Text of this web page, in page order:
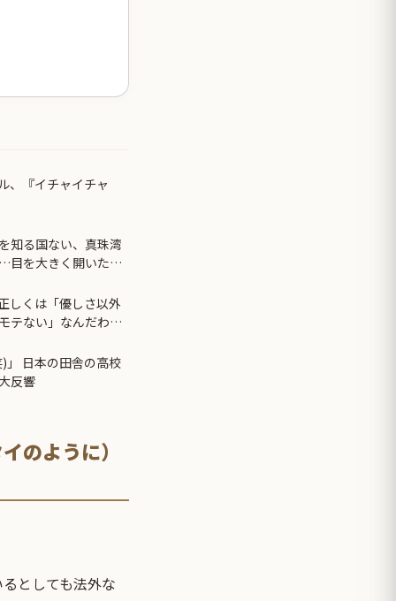
、『イチャイチャ
知る国ない、真珠湾
目を大きく開いた高
しくは「優しさ以外
テない」なんだわ。
」 日本の田舎の高校
反響
のように）
としても法外な